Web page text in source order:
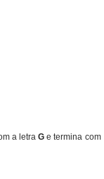
a letraG e termina com